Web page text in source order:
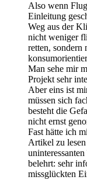
Also wenn
Einleitung
Weg aus der
nicht weniger
retten, sondern
Man sehe mir
Projekt sehr
Aber eins ist
müssen sich
besteht die
nicht ernst
Fast hätte ich
Artikel zu
belehrt: sehr
missglückten